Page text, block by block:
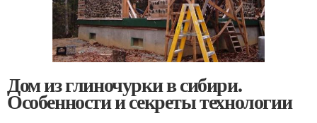
Дом из глиночурки в сибири.
Особенности и секреты технологии